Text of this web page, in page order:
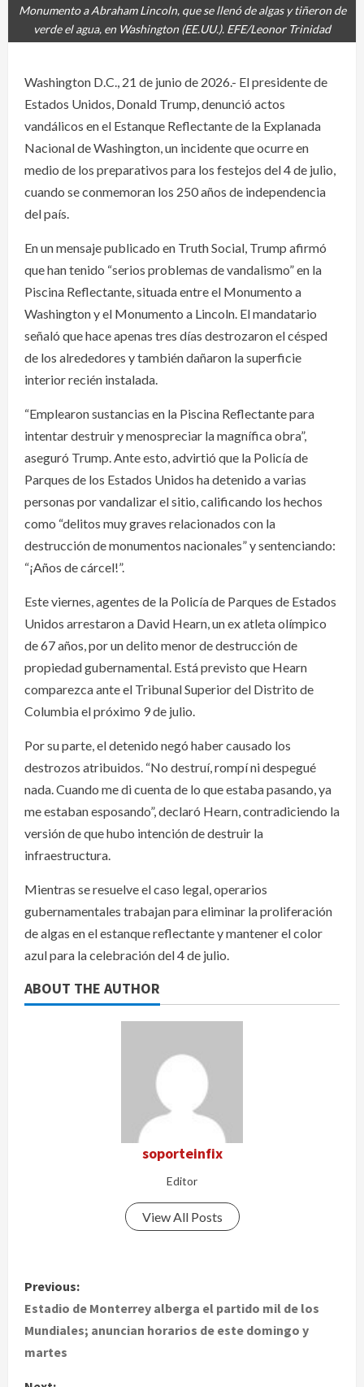
Monumento a Abraham Lincoln, que se llenó de algas y tiñeron de
verde el agua, en Washington (EE.UU.). EFE/Leonor Trinidad
Washington D.C., 21 de junio de 2026.- El presidente de
Estados Unidos, Donald Trump, denunció actos
vandálicos en el Estanque Reflectante de la Explanada
Nacional de Washington, un incidente que ocurre en
medio de los preparativos para los festejos del 4 de julio,
cuando se conmemoran los 250 años de independencia
del país.
En un mensaje publicado en Truth Social, Trump afirmó
que han tenido “serios problemas de vandalismo” en la
Piscina Reflectante, situada entre el Monumento a
Washington y el Monumento a Lincoln. El mandatario
señaló que hace apenas tres días destrozaron el césped
de los alrededores y también dañaron la superficie
interior recién instalada.
“Emplearon sustancias en la Piscina Reflectante para
intentar destruir y menospreciar la magnífica obra”,
aseguró Trump. Ante esto, advirtió que la Policía de
Parques de los Estados Unidos ha detenido a varias
personas por vandalizar el sitio, calificando los hechos
como “delitos muy graves relacionados con la
destrucción de monumentos nacionales” y sentenciando:
“¡Años de cárcel!”.
Este viernes, agentes de la Policía de Parques de Estados
Unidos arrestaron a David Hearn, un ex atleta olímpico
de 67 años, por un delito menor de destrucción de
propiedad gubernamental. Está previsto que Hearn
comparezca ante el Tribunal Superior del Distrito de
Columbia el próximo 9 de julio.
Por su parte, el detenido negó haber causado los
destrozos atribuidos. “No destruí, rompí ni despegué
nada. Cuando me di cuenta de lo que estaba pasando, ya
me estaban esposando”, declaró Hearn, contradiciendo la
versión de que hubo intención de destruir la
infraestructura.
Mientras se resuelve el caso legal, operarios
gubernamentales trabajan para eliminar la proliferación
de algas en el estanque reflectante y mantener el color
azul para la celebración del 4 de julio.
ABOUT THE AUTHOR
soporteinfix
Editor
View All Posts
P
o
s
Previous:
Estadio de Monterrey alberga el partido mil de los
Mundiales; anuncian horarios de este domingo y
martes